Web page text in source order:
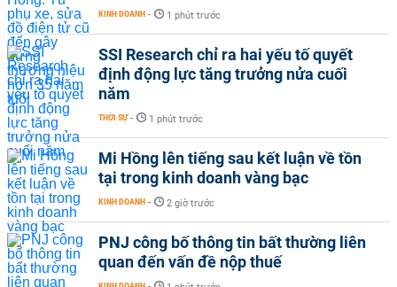
KINH DOANH - 1 phút trước
SSI Research chỉ ra hai yếu tố quyết
định động lực tăng trưởng nửa cuối
năm
THỜI SỰ - 1 phút trước
Mi Hồng lên tiếng sau kết luận về tồn
tại trong kinh doanh vàng bạc
KINH DOANH - 2 giờ trước
PNJ công bố thông tin bất thường liên
quan đến vấn đề nộp thuế